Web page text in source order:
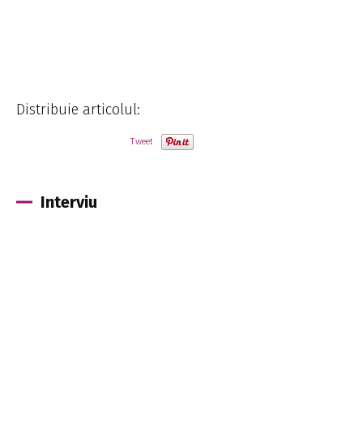
Distribuie articolul:
Tweet
Interviu